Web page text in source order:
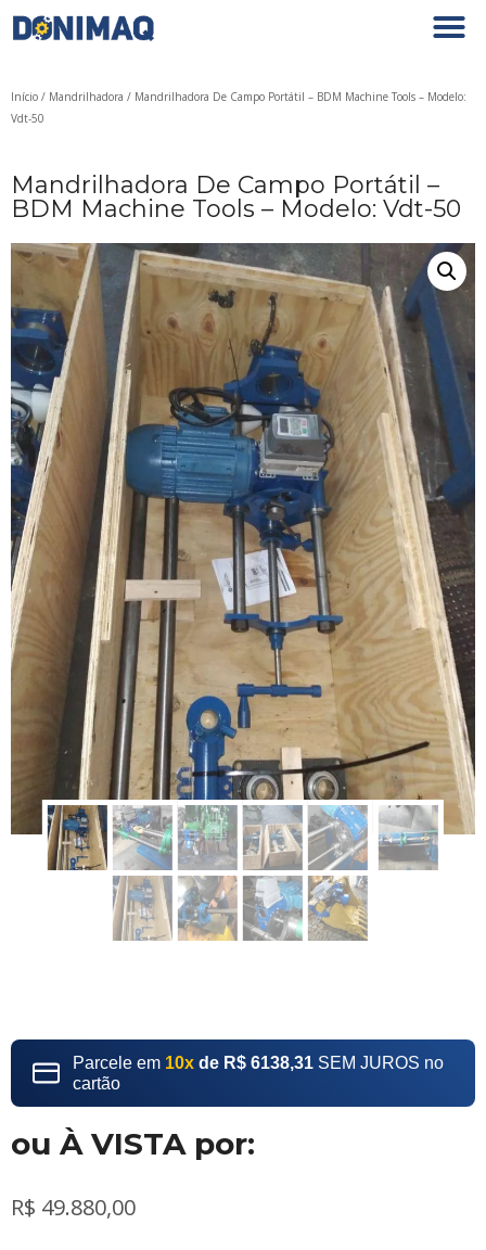
Início / Mandrilhadora / Mandrilhadora De Campo Portátil – BDM Machine Tools – Modelo:
Vdt-50
Mandrilhadora De Campo Portátil –
BDM Machine Tools – Modelo: Vdt-50
Parcele em 10x de R$ 6138,31 SEM JUROS no
cartão
ou À VISTA por:
R$ 49.880,00